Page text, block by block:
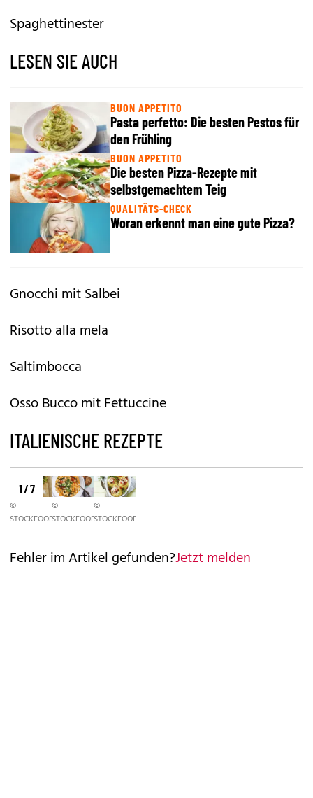
Spaghettinester
LESEN SIE AUCH
BUON APPETITO
Pasta perfetto: Die besten Pestos für
den Frühling
BUON APPETITO
Die besten Pizza-Rezepte mit
selbstgemachtem Teig
QUALITÄTS-CHECK
Woran erkennt man eine gute Pizza?
Gnocchi mit Salbei
Risotto alla mela
Saltimbocca
Osso Bucco mit Fettuccine
ITALIENISCHE REZEPTE
1 / 7
©
STOCKFOOD
©
STOCKFOOD
©
STOCKFOOD
Fehler im Artikel gefunden?Jetzt melden